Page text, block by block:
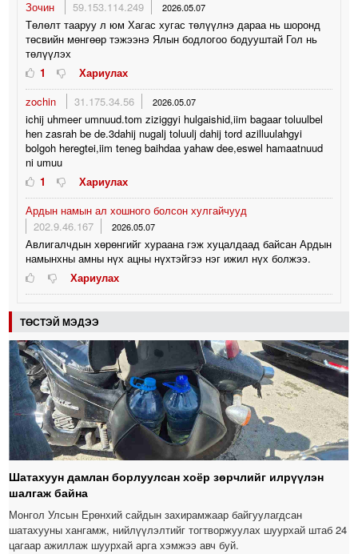
Зочин
59.153.114.249 2026.05.07
Төлөлт тааруу л юм Хагас хугас төлүүлнэ дараа нь шоронд
төсвийн мөнгөөр тэжээнэ Ялын бодлогоо бодууштай Гол нь
төлүүлэх
1
Хариулах
zochin
31.175.34.56 2026.05.07
ichij uhmeer umnuud.tom ziziggyi hulgaishid,iim bagaar toluulbel
hen zasrah be de.3dahij nugalj toluulj dahij tord azilluulahgyi
bolgoh heregtei,iim teneg baihdaa yahaw dee,eswel hamaatnuud
ni umuu
1
Хариулах
Ардын намын ал хошного болсон хулгайчууд
202.9.46.167
2026.05.07
Авлигалчдын хөрөнгийг хураана гэж хуцалдаад байсан Ардын
намынхны амны нүх ацны нүхтэйгээ нэг ижил нүх болжээ.
Хариулах
ТӨСТЭЙ МЭДЭЭ
Шатахуун дамлан борлуулсан хоёр зөрчлийг илрүүлэн
шалгаж байна
Монгол Улсын Ерөнхий сайдын захирамжаар байгуулагдсан
шатахууны хангамж, нийлүүлэлтийг тогтворжуулах шуурхай штаб 24
цагаар ажиллаж шуурхай арга хэмжээ авч буй.